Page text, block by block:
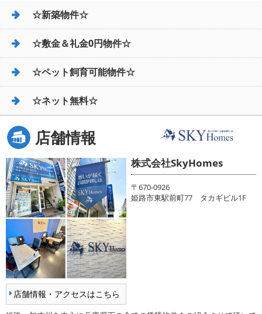
☆新築物件☆
☆敷金＆礼金0円物件☆
☆ペット飼育可能物件☆
☆ネット無料☆
店舗情報
店舗情報・アクセスはこちら
株式会社SkyHomes
〒670-0926
姫路市東駅前町77 タカギビル1F